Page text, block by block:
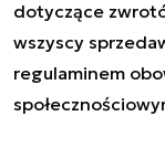
dotyczące
wszyscy
regulaminem